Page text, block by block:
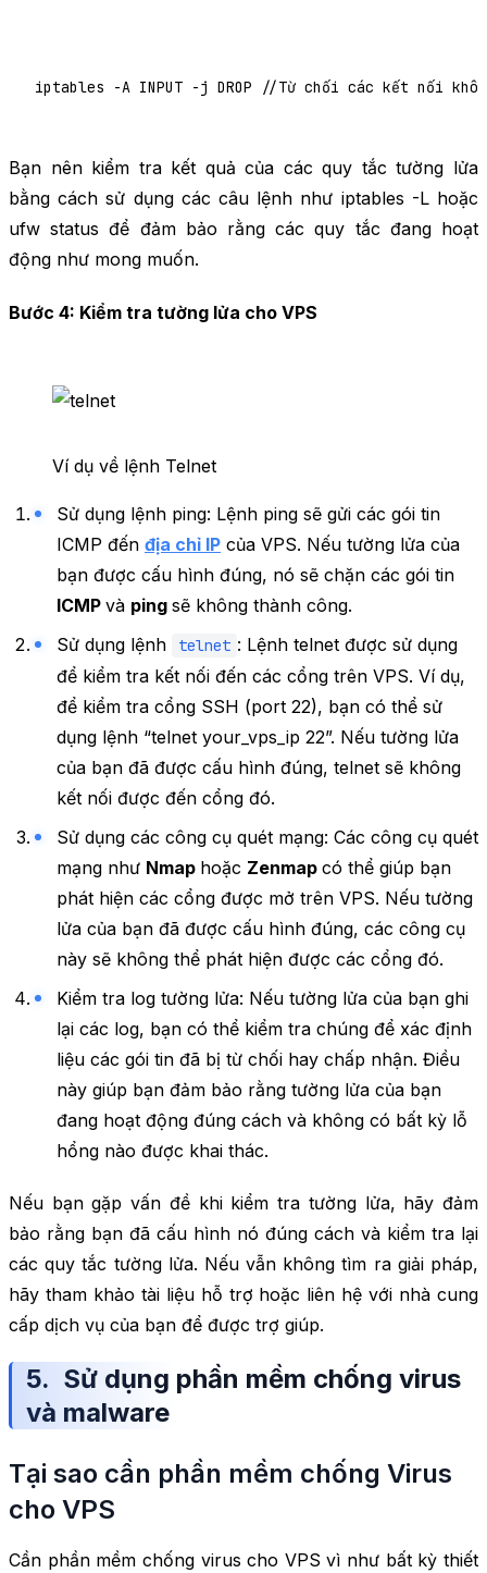
iptables -A INPUT -j DROP //Từ chối các kết nối
Bạn nên kiểm tra kết quả của các quy tắc tường lửa
bằng cách sử dụng các câu lệnh như iptables -L hoặc
ufw status để đảm bảo rằng các quy tắc đang hoạt
động như mong muốn.
Bước 4: Kiểm tra tường lửa cho VPS
Ví dụ về lệnh Telnet
Sử dụng lệnh ping: Lệnh ping sẽ gửi các gói tin
ICMP đến địa chỉ IP của VPS. Nếu tường lửa của
bạn được cấu hình đúng, nó sẽ chặn các gói tin
ICMP và ping sẽ không thành công.
Sử dụng lệnh
telnet : Lệnh telnet được sử dụng
để kiểm tra kết nối đến các cổng trên VPS. Ví dụ,
để kiểm tra cổng SSH (port 22), bạn có thể sử
dụng lệnh “telnet your_vps_ip 22”. Nếu tường lửa
của bạn đã được cấu hình đúng, telnet sẽ không
kết nối được đến cổng đó.
Sử dụng các công cụ quét mạng: Các công cụ quét
mạng như Nmap hoặc Zenmap có thể giúp bạn
phát hiện các cổng được mở trên VPS. Nếu tường
lửa của bạn đã được cấu hình đúng, các công cụ
này sẽ không thể phát hiện được các cổng đó.
Kiểm tra log tường lửa: Nếu tường lửa của bạn ghi
lại các log, bạn có thể kiểm tra chúng để xác định
liệu các gói tin đã bị từ chối hay chấp nhận. Điều
này giúp bạn đảm bảo rằng tường lửa của bạn
đang hoạt động đúng cách và không có bất kỳ lỗ
hổng nào được khai thác.
Nếu bạn gặp vấn đề khi kiểm tra tường lửa, hãy đảm
bảo rằng bạn đã cấu hình nó đúng cách và kiểm tra lại
các quy tắc tường lửa. Nếu vẫn không tìm ra giải pháp,
hãy tham khảo tài liệu hỗ trợ hoặc liên hệ với nhà cung
cấp dịch vụ của bạn để được trợ giúp.
5. Sử dụng phần mềm chống virus
và malware
Tại sao cần phần mềm chống Virus
cho VPS
Cần phần mềm chống virus cho VPS vì như bất kỳ thiết